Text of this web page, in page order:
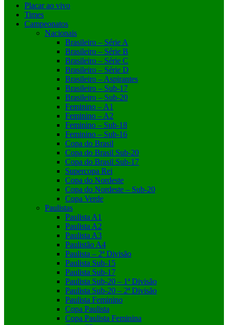
Placar ao vivo
Times
Campeonatos
Nacionais
Brasileiro – Série A
Brasileiro – Série B
Brasileiro – Série C
Brasileiro – Série D
Brasileiro – Aspirantes
Brasileiro – Sub-17
Brasileiro – Sub-20
Feminino – A1
Feminino – A2
Feminino – Sub-18
Feminino – Sub-16
Copa do Brasil
Copa do Brasil Sub-20
Copa do Brasil Sub-17
Supercopa Rei
Copa do Nordeste
Copa do Nordeste – Sub-20
Copa Verde
Paulistas
Paulista A1
Paulista A2
Paulista A3
Paulistão A4
Paulista – 2ª Divisão
Paulista Sub-15
Paulista Sub-17
Paulista Sub-20 – 1ª Divisão
Paulista Sub-20 – 2ª Divisão
Paulista Feminino
Copa Paulista
Copa Paulista Feminina